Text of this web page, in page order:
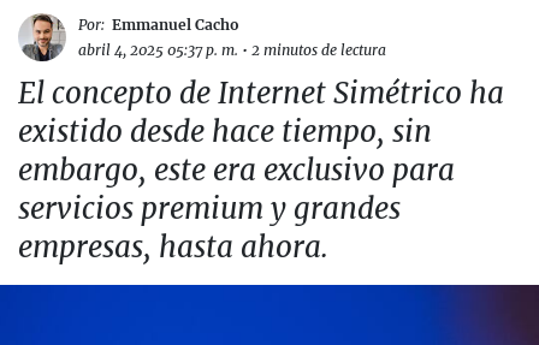
Por: Emmanuel Cacho
abril 4, 2025 05:37 p. m. • 2 minutos de lectura
El concepto de Internet Simétrico ha
existido desde hace tiempo, sin
embargo, este era exclusivo para
servicios premium y grandes
empresas, hasta ahora.